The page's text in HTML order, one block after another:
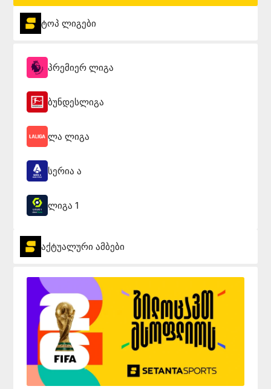
ტოპ ლიგები
პრემიერ ლიგა
ბუნდესლიგა
ლა ლიგა
სერია ა
ლიგა 1
აქტუალური ამბები